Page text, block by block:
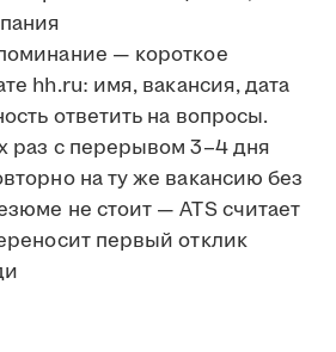
— короткое
hh.ru: имя, вакансия, дата
ответить на вопросы.
раз с перерывом 3–4 дня
на ту же вакансию без
не стоит — ATS считает
первый отклик